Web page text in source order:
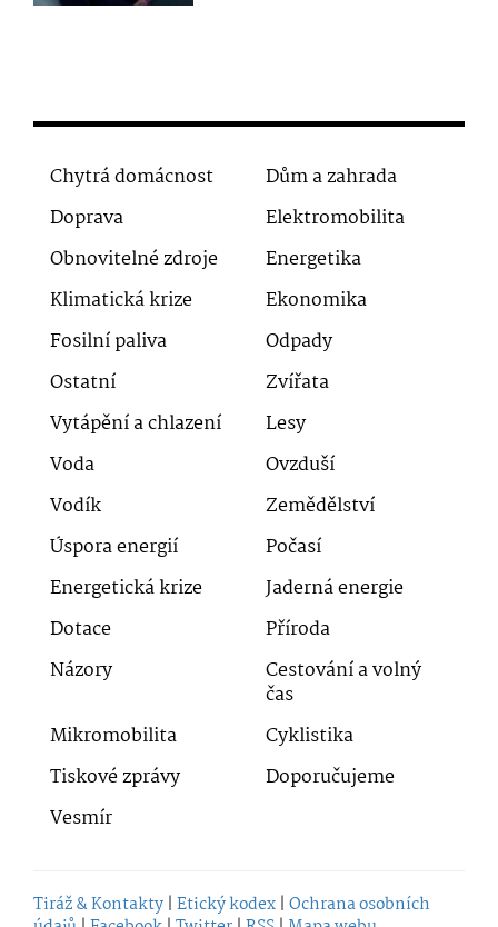
Chytrá domácnost
Dům a zahrada
Doprava
Elektromobilita
Obnovitelné zdroje
Energetika
Klimatická krize
Ekonomika
Fosilní paliva
Odpady
Ostatní
Zvířata
Vytápění a chlazení
Lesy
Voda
Ovzduší
Vodík
Zemědělství
Úspora energií
Počasí
Energetická krize
Jaderná energie
Dotace
Příroda
Názory
Cestování a volný
čas
Mikromobilita
Cyklistika
Tiskové zprávy
Doporučujeme
Vesmír
Tiráž & Kontakty | Etický kodex | Ochrana osobních